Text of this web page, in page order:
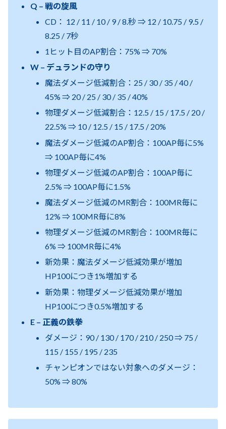
Q – 戦の旋風
CD： 12 / 11 / 10 / 9 / 8.秒 ⇒ 12 / 10.75 / 9.5 /
8.25 / 7秒
1ヒット目のAP割合：75% ⇒ 70%
W – デュランドの守り
魔法ダメージ低減割合：25 / 30 / 35 / 40 /
45% ⇒ 20 / 25 / 30 / 35 / 40%
物理ダメージ低減割合：12.5 / 15 / 17.5 / 20 /
22.5% ⇒ 10 / 12.5 / 15 / 17.5 / 20%
魔法ダメージ低減のAP割合：100AP毎に5%
⇒ 100AP毎に4%
物理ダメージ低減のAP割合：100AP毎に
2.5% ⇒ 100AP毎に1.5%
魔法ダメージ低減のMR割合：100MR毎に
12% ⇒ 100MR毎に8%
物理ダメージ低減のMR割合：100MR毎に
6% ⇒ 100MR毎に4%
新効果：魔法ダメージ低減効果が増加
HP100につき1%増加する
新効果：物理ダメージ低減効果が増加
HP100につき0.5%増加する
E – 正義の鉄拳
ダメージ：90 / 130 / 170 / 210 / 250 ⇒ 75 /
115 / 155 / 195 / 235
チャンピオンではない対象へのダメージ：
50% ⇒ 80%